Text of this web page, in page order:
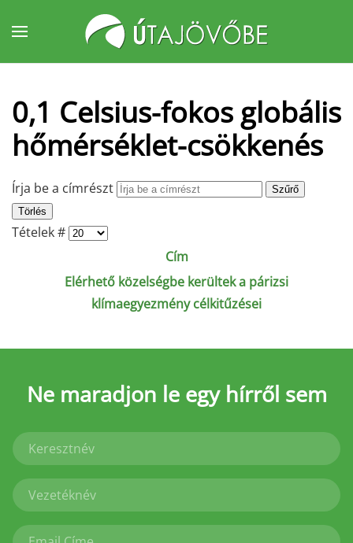
Fő tartalom átugrása
0,1 Celsius-fokos globális
hőmérséklet-csökkenés
Írja be a címrészt
Szűrő
Törlés
Tételek #
Cím
Elérhető közelségbe kerültek a párizsi
klímaegyezmény célkitűzései
Ne maradjon le egy hírről sem